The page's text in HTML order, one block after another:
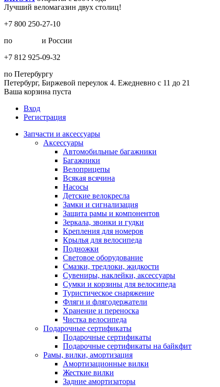
Лучший веломагазин двух столиц!
+7 800 250-27-10
по
и России
+7 812 925-09-32
по Петербургу
Петербург, Биржевой переулок 4. Ежедневно с 11 до 21
Ваша корзина пуста
Вход
Регистрация
Запчасти и аксессуары
Аксессуары
Автомобильные багажники
Багажники
Велоприцепы
Всякая всячина
Насосы
Детские велокресла
Замки и сигнализация
Защита рамы и компонентов
Зеркала, звонки и гудки
Крепления для номеров
Крылья для велосипеда
Подножки
Световое оборудование
Смазки, тредлоки, жидкости
Сувениры, наклейки, аксессуары
Сумки и корзины для велосипеда
Туристическое снаряжение
Фляги и флягодержатели
Хранение и переноска
Чистка велосипеда
Подарочные сертификаты
Подарочные сертификаты
Подарочные сертификаты на байкфит
Рамы, вилки, амортизация
Амортизационные вилки
Жесткие вилки
Задние амортизаторы